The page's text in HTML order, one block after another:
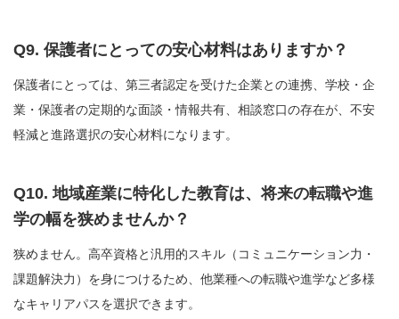
Q9. 保護者にとっての安心材料はありますか？
保護者にとっては、第三者認定を受けた企業との連携、学校・企
業・保護者の定期的な面談・情報共有、相談窓口の存在が、不安
軽減と進路選択の安心材料になります。
Q10. 地域産業に特化した教育は、将来の転職や進
学の幅を狭めませんか？
狭めません。高卒資格と汎用的スキル（コミュニケーション力・
課題解決力）を身につけるため、他業種への転職や進学など多様
なキャリアパスを選択できます。